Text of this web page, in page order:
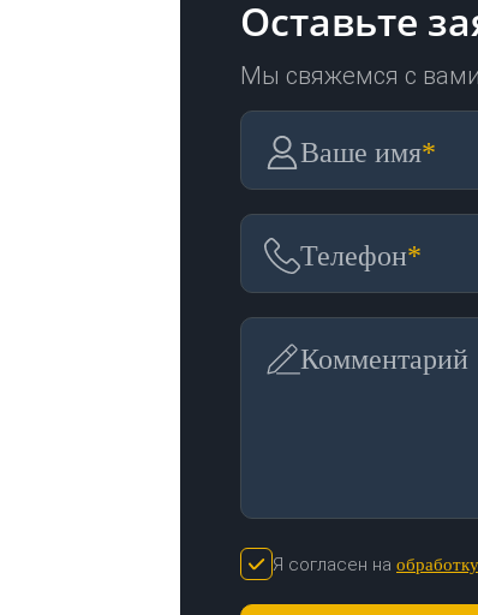
Оставьте
Мы свяжемся с
Ваше имя*
Телефон*
Комментарий
Я согласен на